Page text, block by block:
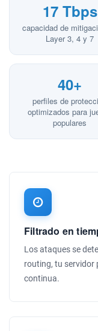
17 Tbps
capacidad de
Layer 3, 4 y 7
40+
perfiles de
optimizados para
populares
Filtrado en
Los ataques se
routing, tu servidor
continua.